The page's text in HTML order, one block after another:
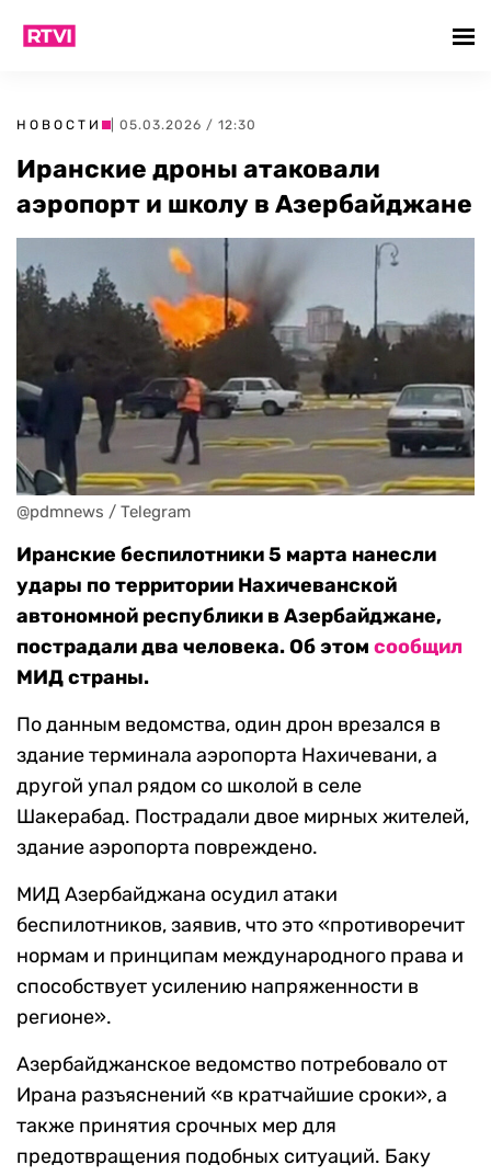
НОВОСТИ | 05.03.2026 / 12:30
Иранские дроны атаковали
аэропорт и школу в Азербайджане
@pdmnews / Telegram
Иранские беспилотники 5 марта нанесли
удары по территории Нахичеванской
автономной республики в Азербайджане,
пострадали два человека. Об этом сообщил
МИД страны.
По данным ведомства, один дрон врезался в
здание терминала аэропорта Нахичевани, а
другой упал рядом со школой в селе
Шакерабад. Пострадали двое мирных жителей,
здание аэропорта повреждено.
МИД Азербайджана осудил атаки
беспилотников, заявив, что это «противоречит
нормам и принципам международного права и
способствует усилению напряженности в
регионе».
Азербайджанское ведомство потребовало от
Ирана разъяснений «в кратчайшие сроки», а
также принятия срочных мер для
предотвращения подобных ситуаций. Баку